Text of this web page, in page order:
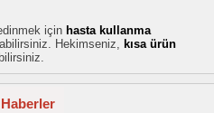
için hasta kullanma
Hekimseniz, kısa ürün